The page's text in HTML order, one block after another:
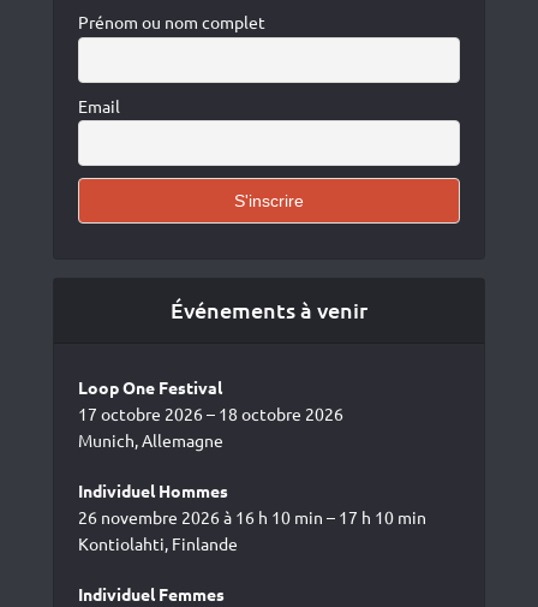
Prénom ou nom complet
Email
Événements à venir
Loop One Festival
17 octobre 2026 – 18 octobre 2026
Munich, Allemagne
Individuel Hommes
26 novembre 2026 à 16 h 10 min – 17 h 10 min
Kontiolahti, Finlande
Individuel Femmes